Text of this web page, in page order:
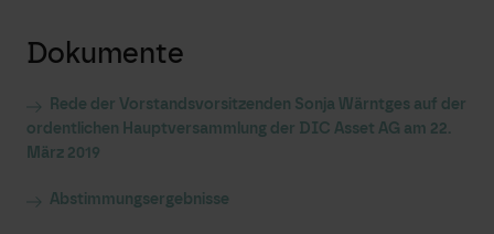
Dokumente
Rede der Vorstandsvorsitzenden Sonja Wärntges auf der
ordentlichen Hauptversammlung der DIC Asset AG am 22.
März 2019
Abstimmungsergebnisse